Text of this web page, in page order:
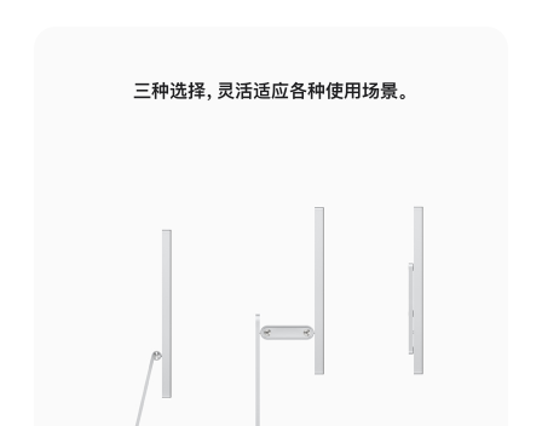
三种选择，灵活适应各种使用场景。